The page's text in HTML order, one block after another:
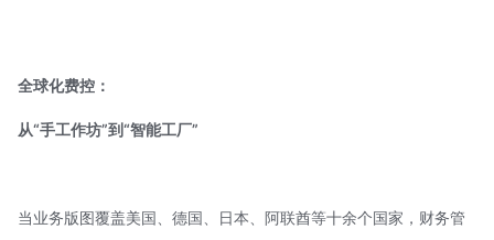
全球化费控：
从“手工作坊”到“智能工厂”
当业务版图覆盖美国、德国、日本、阿联酋等十余个国家，财务管